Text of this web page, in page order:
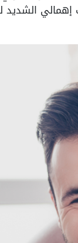
الشديد